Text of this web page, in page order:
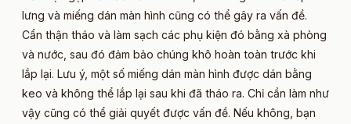
lưng và miếng dán màn hình cũng có thể gây ra vấn đề.
Cẩn thận tháo và làm sạch các phụ kiện đó bằng xà phòng
và nước, sau đó đảm bảo chúng khô hoàn toàn trước khi
lắp lại. Lưu ý, một số miếng dán màn hình được dán bằng
keo và không thể lắp lại sau khi đã tháo ra. Chỉ cần làm như
vậy cũng có thể giải quyết được vấn đề. Nếu không, bạn